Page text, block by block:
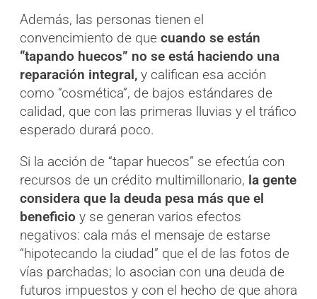
Además, las personas tienen el
convencimiento de que cuando se están
“tapando huecos” no se está haciendo una
reparación integral, y califican esa acción
como “cosmética”, de bajos estándares de
calidad, que con las primeras lluvias y el tráfico
esperado durará poco.
Si la acción de “tapar huecos” se efectúa con
recursos de un crédito multimillonario, la gente
considera que la deuda pesa más que el
beneficio y se generan varios efectos
negativos: cala más el mensaje de estarse
“hipotecando la ciudad” que el de las fotos de
vías parchadas; lo asocian con una deuda de
futuros impuestos y con el hecho de que ahora